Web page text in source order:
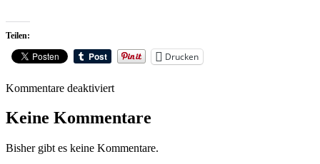
Teilen:
Drucken
Kommentare deaktiviertfür
am
Sonntag
VVK
Keine Kommentare
Bisher gibt es keine Kommentare.